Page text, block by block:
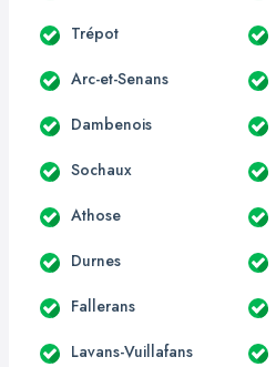
Trépot
Arc-et-Senans
Dambenois
Sochaux
Athose
Durnes
Fallerans
Lavans-Vuillafans